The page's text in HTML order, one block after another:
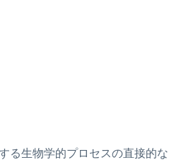
る生物学的プロセスの直接的な